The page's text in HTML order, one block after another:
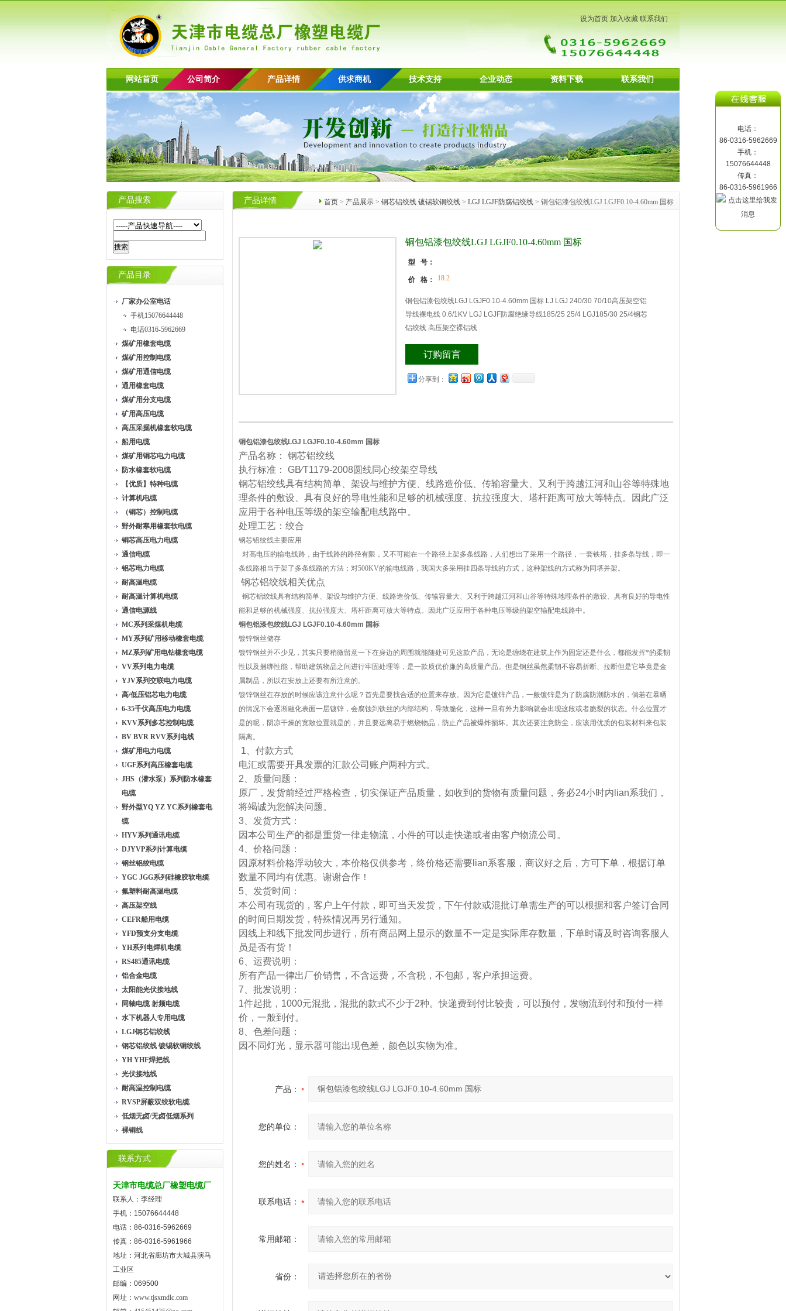
设为首页 加入收藏 联系我们
网站首页 公司简介 产品详情 供求商机 技术支持 企业动态 资料下载 联系我们
产品搜索
产品目录
厂家办公室电话
手机15076644448
电话0316-5962669
煤矿用橡套电缆
煤矿用控制电缆
煤矿用通信电缆
通用橡套电缆
煤矿用分支电缆
矿用高压电缆
高压采掘机橡套软电缆
船用电缆
煤矿用铜芯电力电缆
防水橡套软电缆
【优质】特种电缆
计算机电缆
（铜芯）控制电缆
野外耐寒用橡套软电缆
铜芯高压电力电缆
通信电缆
铝芯电力电缆
耐高温电缆
耐高温计算机电缆
通信电源线
MC系列采煤机电缆
MY系列矿用移动橡套电缆
MZ系列矿用电钻橡套电缆
VV系列电力电缆
YJV系列交联电力电缆
高/低压铝芯电力电缆
6-35千伏高压电力电缆
KVV系列多芯控制电缆
BV BVR RVV系列电线
煤矿用电力电缆
UGF系列高压橡套电缆
JHS（潜水泵）系列防水橡套
电缆
野外型YQ YZ YC系列橡套电
缆
HYV系列通讯电缆
DJYVP系列计算电缆
钢丝铝绞电缆
YGC JGG系列硅橡胶软电缆
氟塑料耐高温电缆
高压架空线
CEFR船用电缆
YFD预支分支电缆
YH系列电焊机电缆
RS485通讯电缆
铝合金电缆
太阳能光伏接地线
同轴电缆 射频电缆
水下机器人专用电缆
LGJ钢芯铝绞线
钢芯铝绞线 镀锡软铜绞线
YH YHF焊把线
光伏接地线
耐高温控制电缆
RVSP屏蔽双绞软电缆
低烟无卤/无卤低烟系列
裸铜线
联系方式
天津市电缆总厂橡塑电缆厂
联系人：李经理
手机：15076644448
电话：86-0316-5962669
传真：86-0316-5961966
地址：河北省廊坊市大城县演马
工业区
邮编：069500
网址： www.tjsxmdlc.com
首页 > 产品展示 > 钢芯铝绞线 镀锡软铜绞线 > LGJ LGJF防腐铝绞线 > 铜包铝漆包绞线LGJ LGJF0.10-4.60mm 国标
产品详情
铜包铝漆包绞线LGJ LGJF0.10-4.60mm 国标
型 号：
价 格： 18.2
铜包铝漆包绞线LGJ LGJF0.10-4.60mm 国标 LJ LGJ 240/30 70/10高压架空铝
导线裸电线 0.6/1KV LGJ LGJF防腐绝缘导线185/25 25/4 LGJ185/30 25/4钢芯
铝绞线 高压架空裸铝线
订购留言
分享到：
铜包铝漆包绞线LGJ LGJF0.10-4.60mm 国标
产品名称： 钢芯铝绞线
执行标准： GB∕T1179-2008圆线同心绞架空导线
钢芯铝绞线具有结构简单、架设与维护方便、线路造价低、传输容量大、又利于跨越江河和山谷等特殊地
理条件的敷设、具有良好的导电性能和足够的机械强度、抗拉强度大、塔杆距离可放大等特点。因此广泛
应用于各种电压等级的架空输配电线路中。
处理工艺：绞合
钢芯铝绞线主要应用
对高电压的输电线路，由于线路的路径有限，又不可能在一个路径上架多条线路，人们想出了采用一个路径，一套铁塔，挂多条导线，即一
条线路相当于架了多条线路的方法；对500KV的输电线路，我国大多采用挂四条导线的方式，这种架线的方式称为同塔并架。
钢芯铝绞线相关优点
钢芯铝绞线具有结构简单、架设与维护方便、线路造价低、传输容量大、又利于跨越江河和山谷等特殊地理条件的敷设、具有良好的导电性
能和足够的机械强度、抗拉强度大、塔杆距离可放大等特点。因此广泛应用于各种电压等级的架空输配电线路中。
铜包铝漆包绞线LGJ LGJF0.10-4.60mm 国标
镀锌钢丝储存
镀锌钢丝并不少见，其实只要稍微留意一下在身边的周围就能随处可见这款产品，无论是缠绕在建筑上作为固定还是什么，都能发挥*的柔韧
性以及捆绑性能，帮助建筑物品之间进行牢固处理等，是一款质优价廉的高质量产品。但是钢丝虽然柔韧不容易折断、拉断但是它毕竟是金
属制品，所以在安放上还要有所注意的。
镀锌钢丝在存放的时候应该注意什么呢？首先是要找合适的位置来存放。因为它是镀锌产品，一般镀锌是为了防腐防潮防水的，倘若在暴晒
的情况下会逐渐融化表面一层镀锌，会腐蚀到铁丝的内部结构，导致脆化，这样一旦有外力影响就会出现这段或者脆裂的状态。什么位置才
是的呢，阴凉干燥的宽敞位置就是的，并且要远离易于燃烧物品，防止产品被爆炸损坏。其次还要注意防尘，应该用优质的包装材料来包装
隔离。
1、付款方式
电汇或需要开具发票的汇款公司账户两种方式。
2、质量问题：
原厂，发货前经过严格检查，切实保证产品质量，如收到的货物有质量问题，务必24小时内lian系我们，
将竭诚为您解决问题。
3、发货方式：
因本公司生产的都是重货一律走物流，小件的可以走快递或者由客户物流公司。
4、价格问题：
因原材料价格浮动较大，本价格仅供参考，终价格还需要lian系客服，商议好之后，方可下单，根据订单
数量不同均有优惠。谢谢合作！
5、发货时间：
本公司有现货的，客户上午付款，即可当天发货，下午付款或混批订单需生产的可以根据和客户签订合同
的时间日期发货，特殊情况再另行通知。
因线上和线下批发同步进行，所有商品网上显示的数量不一定是实际库存数量，下单时请及时咨询客服人
员是否有货！
6、运费说明：
所有产品一律出厂价销售，不含运费，不含税，不包邮，客户承担运费。
7、批发说明：
1件起批，1000元混批，混批的款式不少于2种。快递费到付比较贵，可以预付，发物流到付和预付一样
价，一般到付。
8、色差问题：
因不同灯光，显示器可能出现色差，颜色以实物为准。
产品：
您的单位：
您的姓名：
联系电话：
常用邮箱：
省份：
电话：
86-0316-5962669
手机：
15076644448
传真：
86-0316-5961966